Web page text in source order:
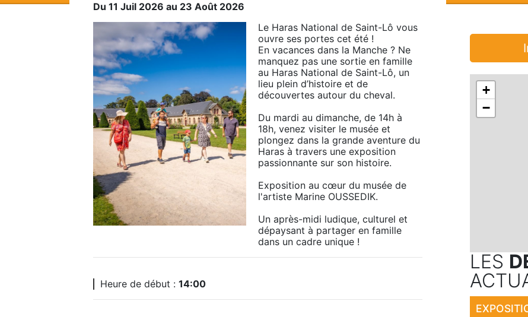
Du 11 Juil 2026 au 23 Août 2026
Le Haras National de Saint-Lô vous
ouvre ses portes cet été !
En vacances dans la Manche ? Ne
manquez pas une sortie en famille
au Haras National de Saint-Lô, un
lieu plein d’histoire et de
découvertes autour du cheval.
Du mardi au dimanche, de 14h à
18h, venez visiter le musée et
plongez dans la grande aventure du
Haras à travers une exposition
passionnante sur son histoire.
Exposition au cœur du musée de
l'artiste Marine OUSSEDIK.
Un après-midi ludique, culturel et
dépaysant à partager en famille
dans un cadre unique !
Heure de début : 14:00
+
−
LES